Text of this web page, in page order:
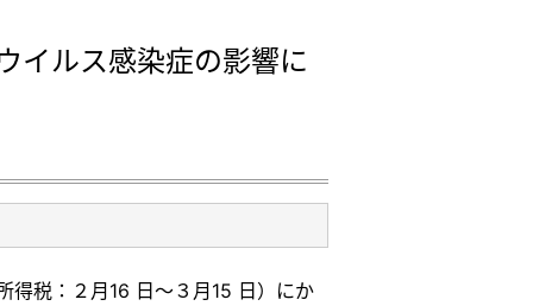
イルス感染症の影響に
得税：２月16 日～３月15 日）にか